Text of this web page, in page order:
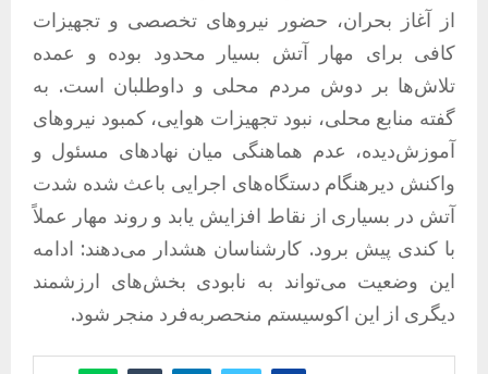
از آغاز بحران، حضور نیروهای تخصصی و تجهیزات
کافی برای مهار آتش بسیار محدود بوده و عمده
تلاش‌ها بر دوش مردم محلی و داوطلبان است. به
گفته منابع محلی، نبود تجهیزات هوایی، کمبود نیروهای
آموزش‌دیده، عدم هماهنگی میان نهادهای مسئول و
واکنش دیرهنگام دستگاه‌های اجرایی باعث شده شدت
آتش در بسیاری از نقاط افزایش یابد و روند مهار عملاً
با کندی پیش برود. کارشناسان هشدار می‌دهند: ادامه
این وضعیت می‌تواند به نابودی بخش‌های ارزشمند
دیگری از این اکوسیستم منحصربه‌فرد منجر شود.